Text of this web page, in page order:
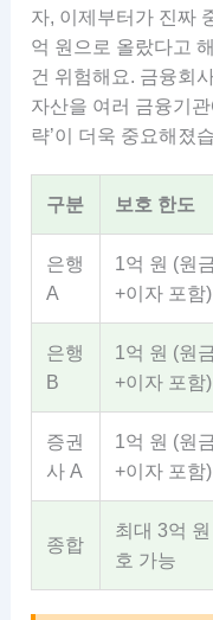
자, 이제부터가 진짜
억 원으로 올랐다고
건 위험해요. 금융회
자산을 여러 금융기
략’이 더욱 중요해졌
구분 보호 한도
은행
A
1억 원 (원
+이자 포함)
은행
B
1억 원 (원
+이자 포함)
증권
사 A
1억 원 (원
+이자 포함)
종합
최대 3억 원
호 가능